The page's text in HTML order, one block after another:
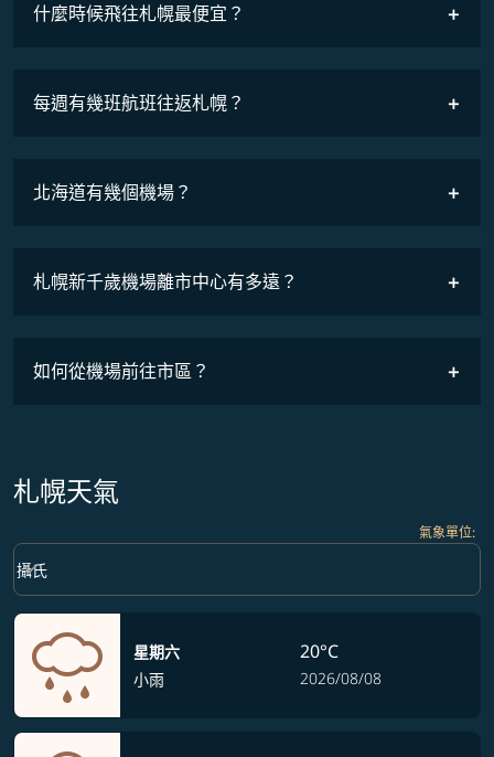
什麼時候飛往札幌最便宜？
COSMILE會員
每週有幾班航班往返札幌？
北海道有幾個機場？
札幌新千歲機場離市中心有多遠？
如何從機場前往市區？
札幌天氣
氣象單位:
Weather unit option 攝氏 Selected
攝氏
keyboard_arrow_down
星期六
小雨
20°C
2026/08/08